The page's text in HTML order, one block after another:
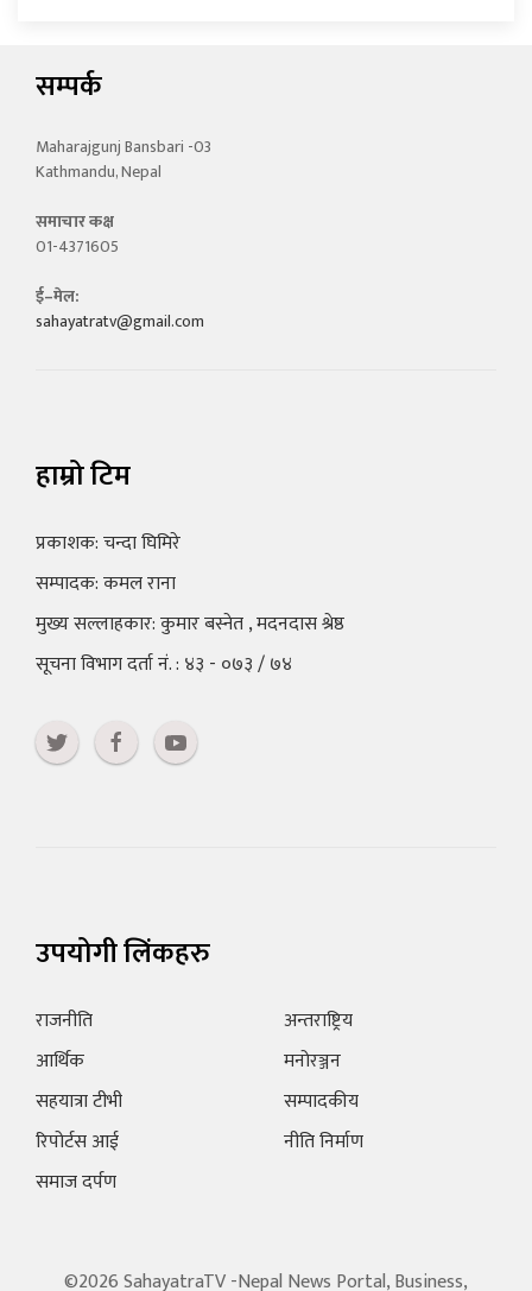
सम्पर्क
Maharajgunj Bansbari -03
Kathmandu, Nepal
समाचार कक्ष
01-4371605
ई–मेल:
sahayatratv@gmail.com
हाम्रो टिम
प्रकाशक: चन्दा घिमिरे
सम्पादक: कमल राना
मुख्य सल्लाहकार: कुमार बस्नेत , मदनदास श्रेष्ठ
सूचना विभाग दर्ता नं. : ४३ - ०७३ / ७४
उपयोगी लिंकहरु
राजनीति
आर्थिक
सहयात्रा टीभी
रिपोर्टस आई
समाज दर्पण
अन्तराष्ट्रिय
मनोरञ्जन
सम्पादकीय
नीति निर्माण
©2026 SahayatraTV -Nepal News Portal, Business,